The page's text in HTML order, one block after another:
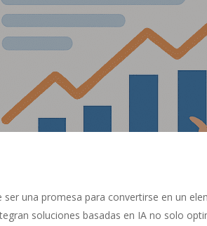
ser una promesa para convertirse en un
soluciones basadas en IA no solo